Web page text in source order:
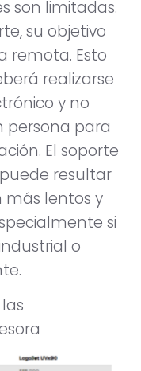
son limitadas.
su objetivo
remota. Esto
realizarse
y no
persona para
El soporte
resultar
más lentos y
si
o